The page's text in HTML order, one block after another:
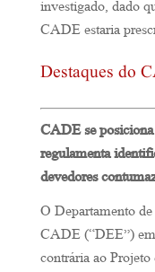
investigado, dado
CADE estaria
Destaques do
CADE se
regulamenta
devedores
O Departamento
CADE (“DEE”)
contrária ao